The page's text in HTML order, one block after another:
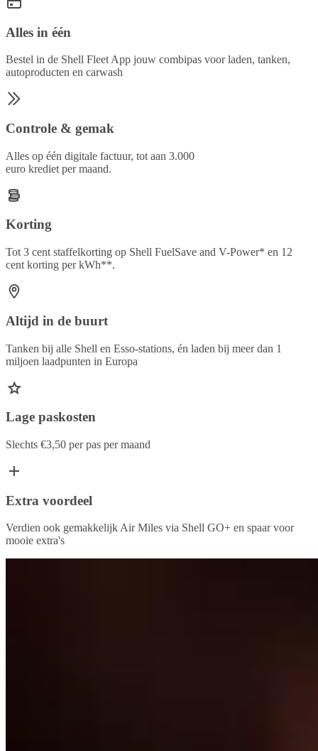
Alles in één
Bestel in de Shell Fleet App jouw combipas voor laden, tanken,
autoproducten en carwash
Controle & gemak
Alles op één digitale factuur, tot aan 3.000
euro krediet per maand.
Korting
Tot 3 cent staffelkorting op Shell FuelSave and V-Power* en 12
cent korting per kWh**.
Altijd in de buurt
Tanken bij alle Shell en Esso-stations, én laden bij meer dan 1
miljoen laadpunten in Europa
Lage paskosten
Slechts €3,50 per pas per maand
Extra voordeel
Verdien ook gemakkelijk Air Miles via Shell GO+ en spaar voor
mooie extra's